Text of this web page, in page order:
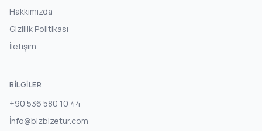
Hakkımızda
Gizlilik Politikası
İletişim
BILGILER
+90 536 580 10 44
İnfo@bizbizetur.com